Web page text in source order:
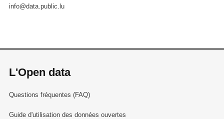
info@data.public.lu
L'Open data
Questions fréquentes (FAQ)
Guide d'utilisation des données ouvertes